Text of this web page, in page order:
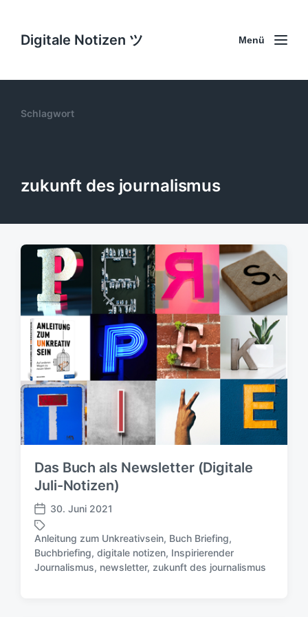
Digitale Notizen ツ Menü
Schlagwort
zukunft des journalismus
Das Buch als Newsletter (Digitale
Juli-Notizen)
V
e
r
ö
f
30. Juni 2021
S
c
Anleitung zum Unkreativsein, Buch Briefing,
Buchbriefing, digitale notizen, Inspirierender
Journalismus, newsletter, zukunft des journalismus